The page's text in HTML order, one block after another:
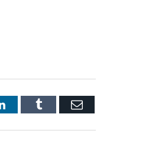
LinkedInTumblr Email